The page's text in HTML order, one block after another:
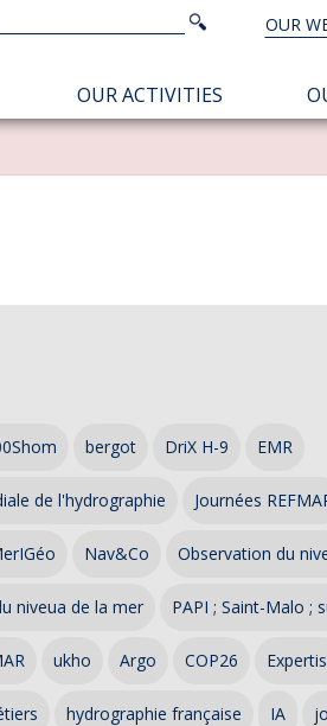
NOS
OUR
Search
Search
OUR ACTIVITIES
bergot DriX H-9 EMR
de l'hydrographie Journées
Nav&Co Observation du
niveua de la mer PAPI ; Saint-Malo ;
ukho Argo COP26
hydrographie française IA